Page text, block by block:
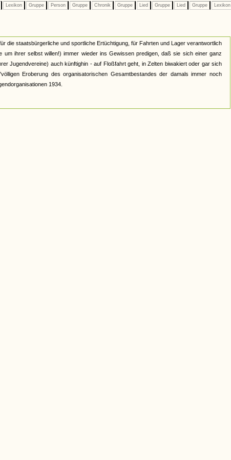
Lexikon Gruppe Person Gruppe Chronik Gruppe Lied Gruppe Lied Gruppe Lexikon
die staatsbürgerliche und sportliche Ertüchtigung, für Fahrten und Lager verantwortlich
ihrer selbst willen!) immer wieder ins Gewissen predigen, daß sie sich einer ganz
Jugendvereine) auch künftighin - auf Floßfahrt geht, in Zelten biwakiert oder gar sich
Eroberung des organisatorischen Gesamtbestandes der damals immer noch
1934.